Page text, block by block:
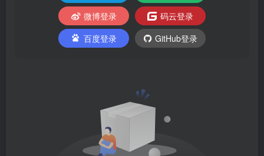
微博登录
码云登录
百度登录
GitHub登录